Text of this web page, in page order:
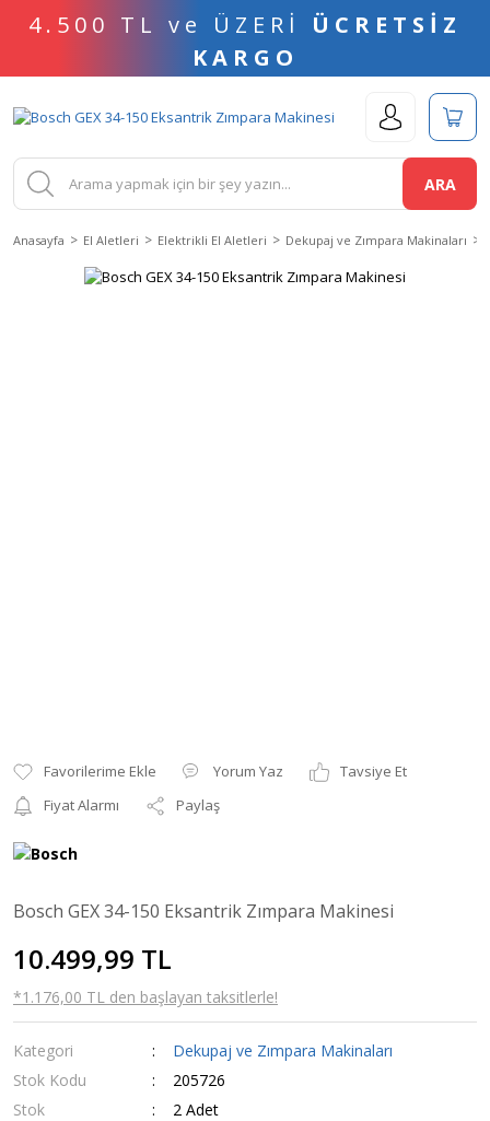
4.500 TL ve ÜZERİ ÜCRETSİZ
KARGO
ARA
Anasayfa El Aletleri Elektrikli El Aletleri Dekupaj ve Zımpara Makinaları
Yorum Yaz
Tavsiye Et
Fiyat Alarmı
Paylaş
Bosch GEX 34-150 Eksantrik Zımpara Makinesi
10.499,99 TL
*1.176,00 TL den başlayan taksitlerle!
Kategori
Dekupaj ve Zımpara Makinaları
Stok Kodu
205726
Stok
2 Adet